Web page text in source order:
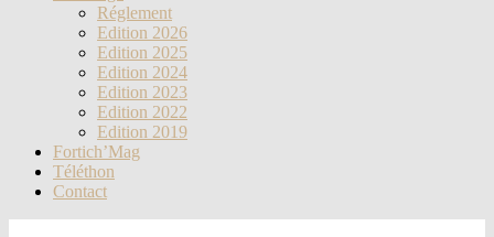
Réglement
Edition 2026
Edition 2025
Edition 2024
Edition 2023
Edition 2022
Edition 2019
Fortich’Mag
Téléthon
Contact